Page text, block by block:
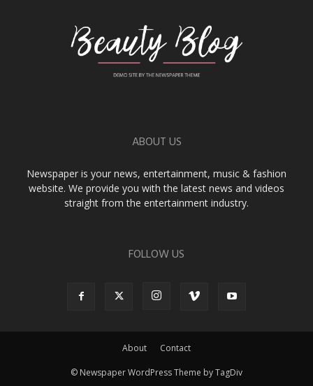
ABOUT US
Newspaper is your news, entertainment, music & fashion
website. We provide you with the latest news and videos
straight from the entertainment industry.
FOLLOW US
About Contact
© Newspaper WordPress Theme by TagDiv